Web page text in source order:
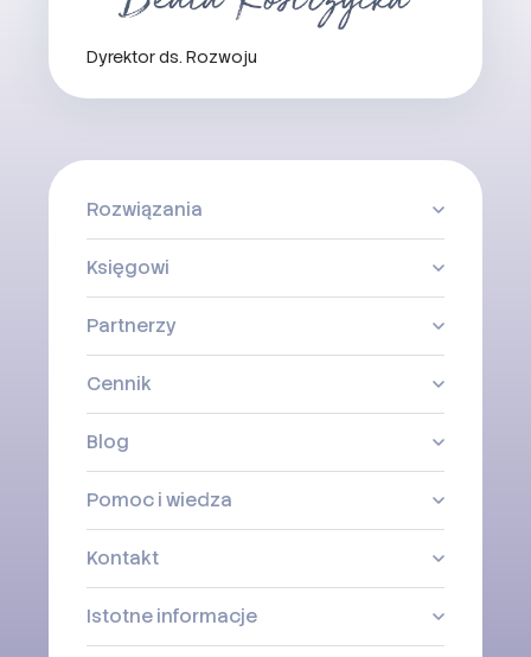
Dyrektor ds. Rozwoju
Rozwiązania
Księgowi
Partnerzy
Cennik
Blog
Pomoc i wiedza
Kontakt
Istotne informacje